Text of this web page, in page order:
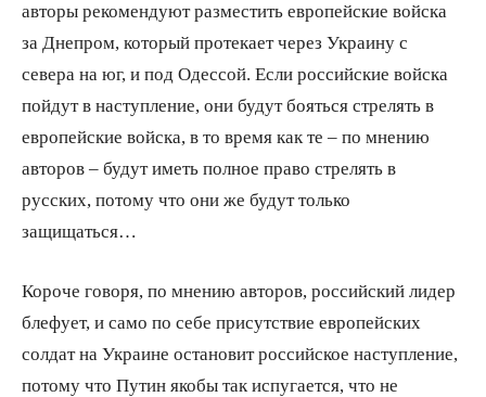
авторы рекомендуют разместить европейские войска
за Днепром, который протекает через Украину с
севера на юг, и под Одессой. Если российские войска
пойдут в наступление, они будут бояться стрелять в
европейские войска, в то время как те – по мнению
авторов – будут иметь полное право стрелять в
русских, потому что они же будут только
защищаться…
Короче говоря, по мнению авторов, российский лидер
блефует, и само по себе присутствие европейских
солдат на Украине остановит российское наступление,
потому что Путин якобы так испугается, что не